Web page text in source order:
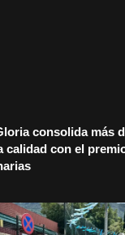
consolida más
calidad con el